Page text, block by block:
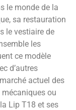
le monde de la
sa restauration
le vestiaire de
les
ce modèle
d’autres
actuel des
ou
Lip T18 et ses